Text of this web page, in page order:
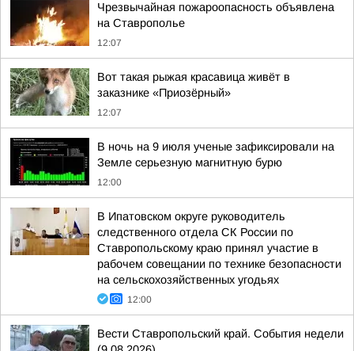
Чрезвычайная пожароопасность объявлена
на Ставрополье
12:07
Вот такая рыжая красавица живёт в
заказнике «Приозёрный»
12:07
В ночь на 9 июля ученые зафиксировали на
Земле серьезную магнитную бурю
12:00
В Ипатовском округе руководитель
следственного отдела СК России по
Ставропольскому краю принял участие в
рабочем совещании по технике безопасности
на сельскохозяйственных угодьях
12:00
Вести Ставропольский край. События недели